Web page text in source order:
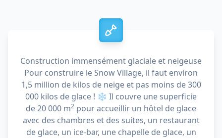
Construction immensément glaciale et neigeuse
Pour construire le Snow Village, il faut environ
1,5 million de kilos de neige et pas moins de 300
000 kilos de glace ! ❄️ Il couvre une superficie
de 20 000 m2 pour accueillir un hôtel de glace
avec des chambres et des suites, un restaurant
de glace, un ice-bar, une chapelle de glace, un